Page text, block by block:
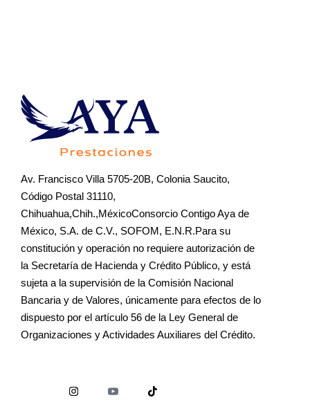
Av. Francisco Villa 5705-20B, Colonia Saucito,
Código Postal 31110,
Chihuahua,Chih.,MéxicoConsorcio Contigo Aya de
México, S.A. de C.V., SOFOM, E.N.R.Para su
constitución y operación no requiere autorización de
la Secretaría de Hacienda y Crédito Público, y está
sujeta a la supervisión de la Comisión Nacional
Bancaria y de Valores, únicamente para efectos de lo
dispuesto por el artículo 56 de la Ley General de
Organizaciones y Actividades Auxiliares del Crédito.